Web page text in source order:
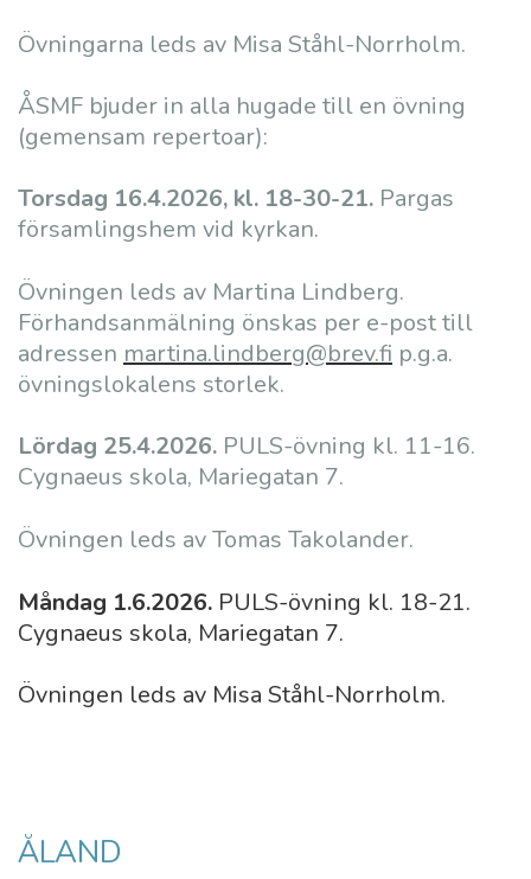
Övningarna leds av Misa Ståhl-Norrholm.
ÅSMF bjuder in alla hugade till en övning
(gemensam repertoar):
Torsdag 16.4.2026, kl. 18-30-21. Pargas
församlingshem vid kyrkan.
Övningen leds av Martina Lindberg.
Förhandsanmälning önskas per e-post till
adressen martina.lindberg@brev.fi p.g.a.
övningslokalens storlek.
Lördag 25.4.2026. PULS-övning kl. 11-16.
Cygnaeus skola, Mariegatan 7.
Övningen leds av Tomas Takolander.
Måndag 1.6.2026. PULS-övning kl. 18-21.
Cygnaeus skola, Mariegatan 7.
Övningen leds av Misa Ståhl-Norrholm.
ÅLAND